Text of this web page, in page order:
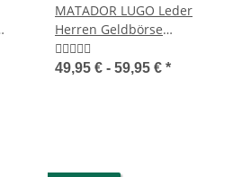
MATADOR LUGO Leder
Herren Geldbörse
Portemonnaie Brieftasche
49,95 € - 59,95 € *